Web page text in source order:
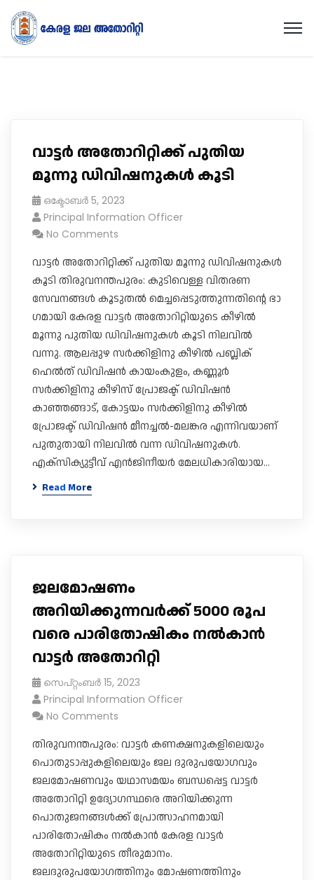
വാട്ടർ അതോറിറ്റിക്ക് പുതിയ
മൂന്നു ഡിവിഷനുകൾ കൂടി
ഒക്ടോബർ 5, 2023
Principal Information Officer
No Comments
വാട്ടർ അതോറിറ്റിക്ക് പുതിയ മൂന്നു ഡിവിഷനുകൾ
കൂടി തിരുവനന്തപുരം: കുടിവെള്ള വിതരണ
സേവനങ്ങൾ കൂടുതൽ മെച്ചപ്പെടുത്തുന്നതിന്റെ ഭാ​
ഗമായി കേരള വാട്ടർ അതോറിറ്റിയുടെ കീഴിൽ
മൂന്നു പുതിയ ഡിവിഷനുകൾ കൂടി നിലവിൽ
വന്നു. ആലപ്പുഴ സർക്കിളിനു കീഴിൽ പബ്ലിക്
ഹെൽത് ഡിവിഷൻ കായംകുളം, കണ്ണൂർ
സർക്കിളിനു കീഴിസ്‍ പ്രോജക്ട് ഡിവിഷൻ
കാഞ്ഞങ്ങാട്, കോട്ടയം സർക്കിളിനു കീഴിൽ
പ്രോജക്ട് ഡിവിഷൻ മീനച്ചൽ-മലങ്കര എന്നിവയാണ്
പുതുതായി നിലവിൽ വന്ന ഡിവിഷനുകൾ.
എക്സിക്യുട്ടീവ് എൻജിനീയർ മേലധികാരിയായ…
Read More
ജലമോഷണം
അറിയിക്കുന്നവർക്ക് 5000 രൂപ
വരെ പാരിതോഷികം നൽകാൻ
വാട്ടർ അതോറിറ്റി
സെപ്റ്റംബർ 15, 2023
Principal Information Officer
No Comments
തിരുവനന്തപുരം: വാട്ടര്‍ കണക്ഷനുകളിലെയും
പൊതുടാപ്പുകളിലെയും ജല ദുരുപയോഗവും
ജലമോഷണവും യഥാസമയം ബന്ധപ്പെട്ട വാട്ടര്‍
അതോറിറ്റി ഉദ്യോഗസ്ഥരെ അറിയിക്കുന്ന
പൊതുജനങ്ങള്‍ക്ക്‌ പ്രോത്സാഹനമായി
പാരിതോഷികം നല്‍കാൻ കേരള വാട്ടർ
അതോറിറ്റിയുടെ തീരുമാനം.
ജലദുരുപയോഗത്തിനും മോഷണത്തിനും